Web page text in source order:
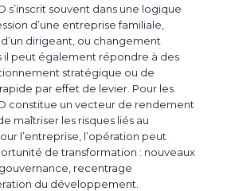
s’inscrit souvent dans une logique
d’une entreprise familiale,
dirigeant, ou changement
il peut également répondre à des
stratégique ou de
par effet de levier. Pour les
constitue un vecteur de rendement
maîtriser les risques liés au
l’entreprise, l’opération peut
de transformation : nouveaux
recentrage
du développement.